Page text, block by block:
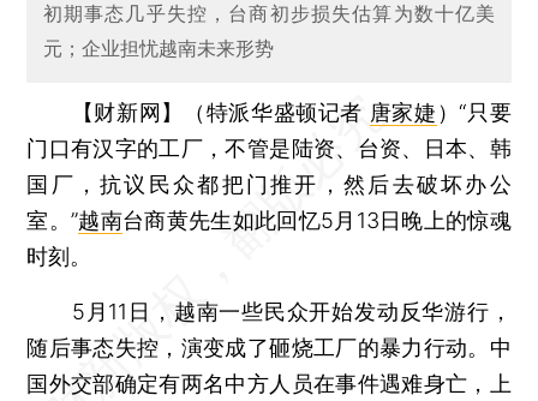
初期事态几乎失控，台商初步损失估算为数十亿美
元；企业担忧越南未来形势
【财新网】（特派华盛顿记者 唐家婕 ）“只要
门口有汉字的工厂，不管是陆资、台资、日本、韩
国厂，抗议民众都把门推开，然后去破坏办公
室。”越南台商黄先生如此回忆5月13日晚上的惊魂
时刻。
5月11日，越南一些民众开始发动反华游行，
随后事态失控，演变成了砸烧工厂的暴力行动。中
国外交部确定有两名中方人员在事件遇难身亡，上